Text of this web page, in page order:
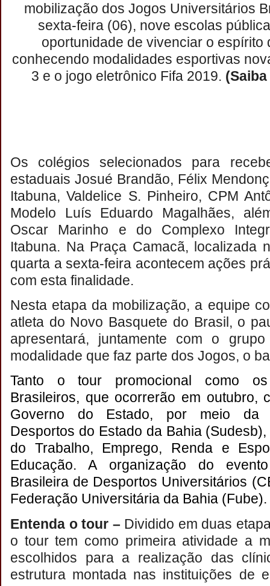
mobilização dos Jogos Universitários
sexta-feira (06), nove escolas
oportunidade de vivenciar o espírito
conhecendo modalidades esportivas
3 e o jogo eletrônico Fifa 2019.
Os colégios selecionados para
estaduais Josué Brandão, Félix
Itabuna, Valdelice S. Pinheiro, CPM
Modelo Luís Eduardo Magalhães,
Oscar Marinho e do Complexo
Itabuna. Na Praça Camacã, localizada
quarta a sexta-feira acontecem ações
com esta finalidade.
Nesta etapa da mobilização, a equipe
atleta do Novo Basquete do Brasil, o
apresentará, juntamente com o
modalidade que faz parte dos Jogos, o
Tanto o tour promocional como os
Brasileiros, que ocorrerão em outubro,
Governo do Estado, por meio da
Desportos do Estado da Bahia
do Trabalho, Emprego, Renda e
Educação. A organização do
Brasileira de Desportos Universitários
Federação Universitária da Bahia (Fube).
Entenda o tour – Dividido em duas
o tour tem como primeira atividade a
escolhidos para a realização das
estrutura montada nas instituições de